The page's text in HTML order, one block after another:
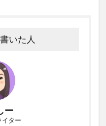
いた人
ー
イター